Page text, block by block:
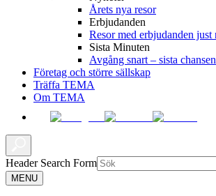
Årets nya resor
Erbjudanden
Resor med erbjudanden just
Sista Minuten
Avgång snart – sista
Företag och större sällskap
Träffa TEMA
Om TEMA
Header Search Form
MENU